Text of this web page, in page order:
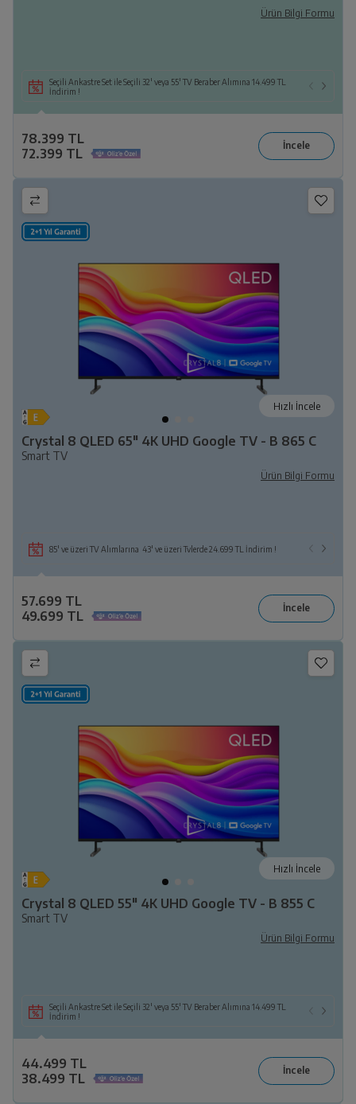
Ürün Bilgi Formu
Seçili Ankastre Set ile Seçili 32' veya 55' TV Beraber Alımına 14.499 TL
İndirim !
78.399 TL
72.399 TL
Hızlı İncele
Crystal 8 QLED 65" 4K UHD Google TV - B 865 C
Smart TV
Ürün Bilgi Formu
85' ve üzeri TV Alımlarına 43' ve üzeri Tvlerde 24.699 TL İndirim !
57.699 TL
49.699 TL
Hızlı İncele
Crystal 8 QLED 55" 4K UHD Google TV - B 855 C
Smart TV
Ürün Bilgi Formu
Seçili Ankastre Set ile Seçili 32' veya 55' TV Beraber Alımına 14.499 TL
İndirim !
44.499 TL
38.499 TL